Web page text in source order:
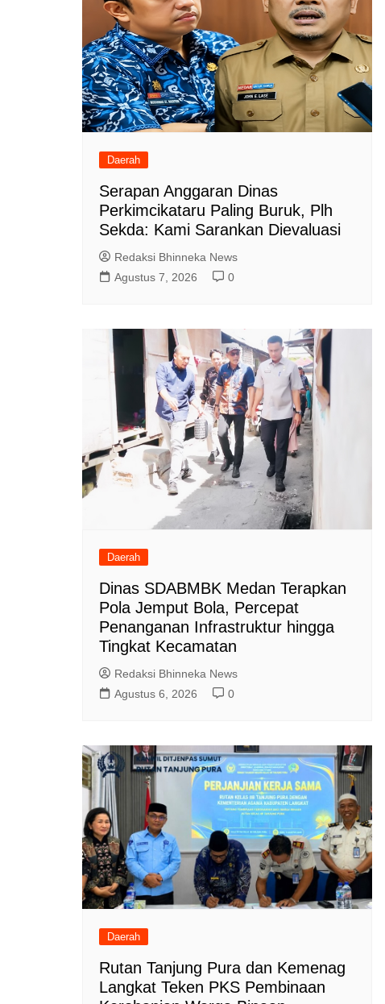
Daerah
Serapan Anggaran Dinas
Perkimcikataru Paling Buruk, Plh
Sekda: Kami Sarankan Dievaluasi
Redaksi Bhinneka News
Agustus 7, 2026
0
Daerah
Dinas SDABMBK Medan Terapkan
Pola Jemput Bola, Percepat
Penanganan Infrastruktur hingga
Tingkat Kecamatan
Redaksi Bhinneka News
Agustus 6, 2026
0
Daerah
Rutan Tanjung Pura dan Kemenag
Langkat Teken PKS Pembinaan